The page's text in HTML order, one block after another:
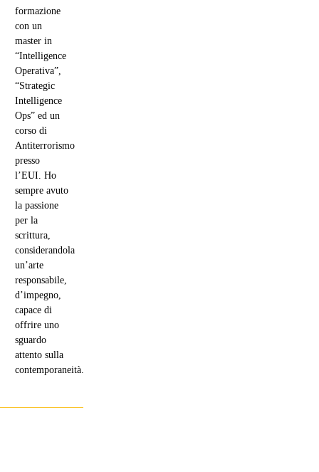
formazione
con un
master in
“Intelligence
Operativa”,
“Strategic
Intelligence
Ops” ed un
corso di
Antiterrorismo
presso
l’EUI. Ho
sempre avuto
la passione
per la
scrittura,
considerandola
un’arte
responsabile,
d’impegno,
capace di
offrire uno
sguardo
attento sulla
contemporaneità.